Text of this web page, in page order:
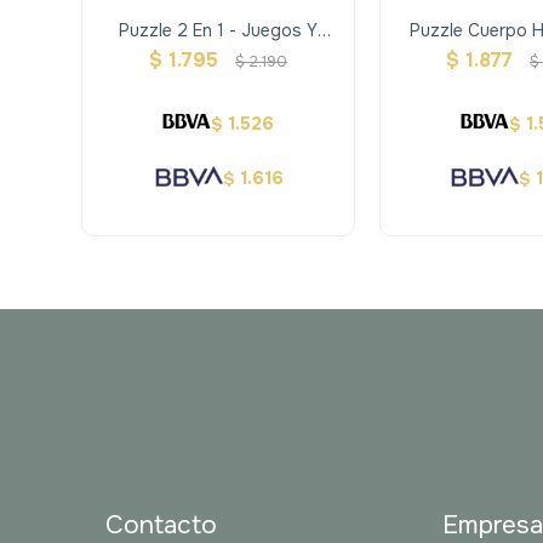
Puzzle 2 En 1 - Juegos Y
Mundo - Hape
$ 1.795 $2.190
$ 1.526
$ 1.616
Puzzle Cuerpo
Piso 1m
$ 1.877 $
$
$
Contacto Empresa